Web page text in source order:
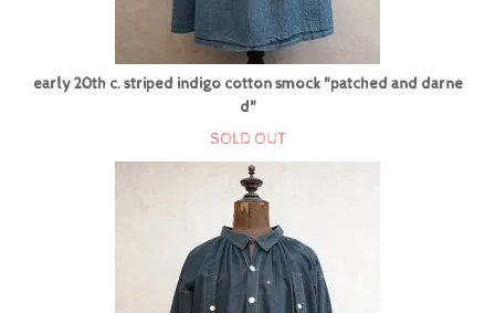
early 20th c. striped indigo cotton smock "patched and darne
d"
SOLD OUT